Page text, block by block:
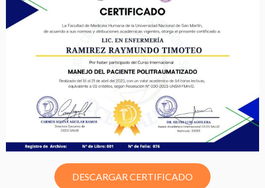
DESCARGAR CERTIFICADO